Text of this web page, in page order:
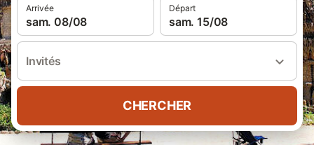
Arrivée
sam. 08/08
Départ
sam. 15/08
Invités
CHERCHER